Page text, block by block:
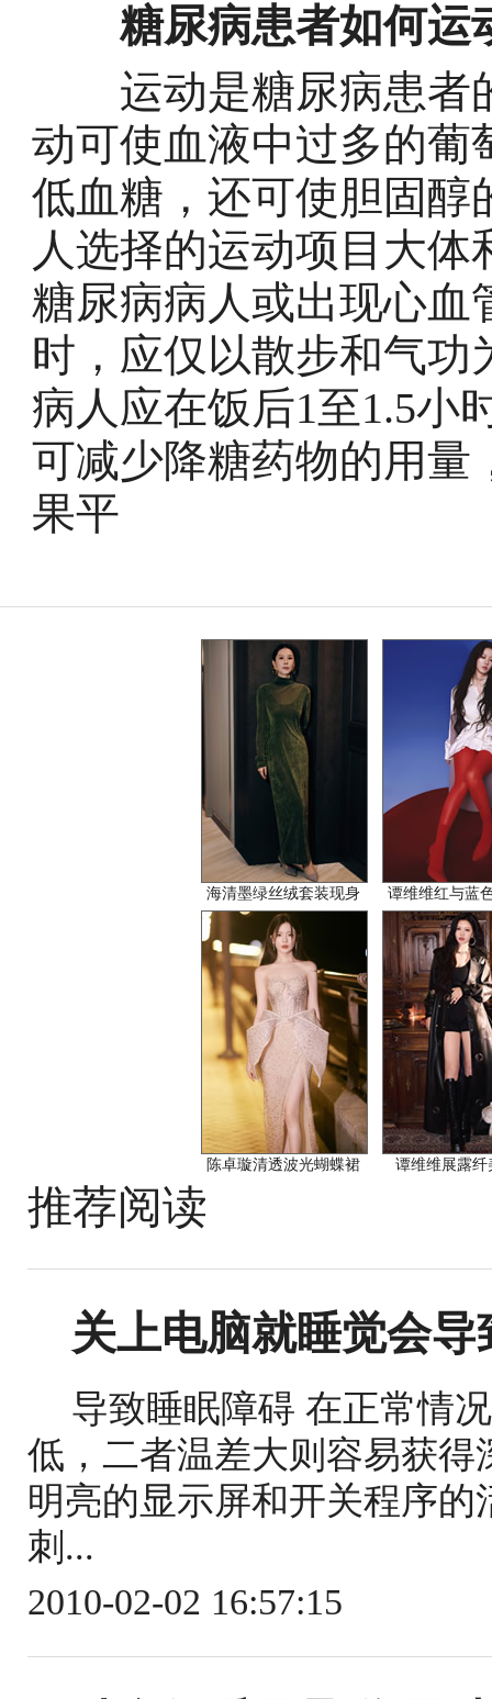
糖尿病患者如何运
运动是糖尿病患者
动可使血液中过多的葡
低血糖，还可使胆固醇
人选择的运动项目大
糖尿病病人或出现心血
时，应仅以散步和气
病人应在饭后1至1.5小
可减少降糖药物的用量
果平
海清墨绿丝绒套装现身 谭维维红与蓝
陈卓璇清透波光蝴蝶裙 谭维维展露纤
推荐阅读
关上电脑就睡觉会
导致睡眠障碍 在正常情
低，二者温差大则容易获
明亮的显示屏和开关程序
刺...
2010-02-02 16:57:15